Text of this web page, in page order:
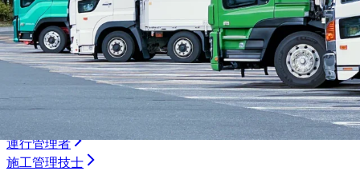
ダンプ
トレーラー
タクシー
バス
ルート配送
フォークリフト・倉庫
運行管理者
施工管理技士